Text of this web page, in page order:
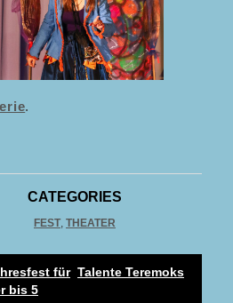
.
CATEGORIES
FEST, THEATER
für
bis 5
Talente Teremoks